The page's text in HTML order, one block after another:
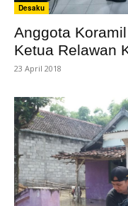
Desaku
Anggota
Ketua Relawan
23 April 2018